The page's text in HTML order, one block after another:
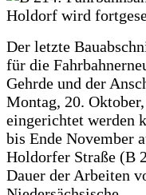
Der letzte
für die
Gehrde und der
Montag, 20.
eingerichtet werden
bis Ende November
Holdorfer Straße (B
Dauer der Arbeiten